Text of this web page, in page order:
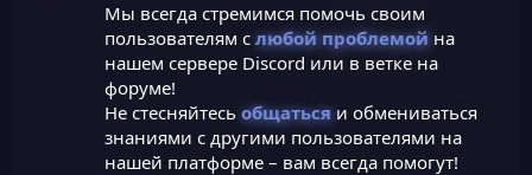
Мы всегда стремимся помочь своим
пользователям с любой проблемойна
нашем сервере Discord или в ветке на
форуме!
Не стесняйтесь общатьсяи обмениваться
знаниями с другими пользователями на
нашей платформе – вам всегда помогут!